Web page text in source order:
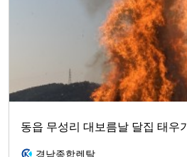
동읍 무성리 대보름날 달집 태우기
경남종합렌탈